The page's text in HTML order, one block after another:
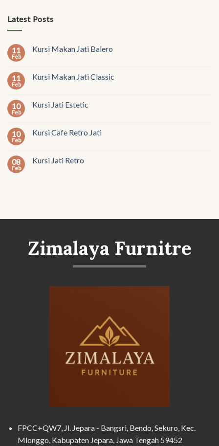
Latest Posts
11
Feb
Kursi Makan Jati Balero
11
Feb
Kursi Makan Jati Classic
10
Feb
Kursi Jati Estetic
10
Feb
Kursi Cafe Retro Jati
08
Feb
Kursi Jati Retro
Zimalaya Furnitre
FPCC+QW7, Jl. Jepara - Bangsri, Bendo, Sekuro, Kec.
Mlonggo, Kabupaten Jepara, Jawa Tengah 59452